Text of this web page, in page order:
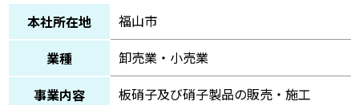
本社所在地
福山市
業種
卸売業・小売業
事業内容
板硝子及び硝子製品の販売・施工